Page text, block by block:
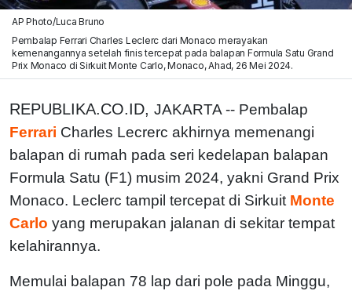
AP Photo/Luca Bruno
Pembalap Ferrari Charles Leclerc dari Monaco merayakan
kemenangannya setelah finis tercepat pada balapan Formula Satu Grand
Prix Monaco di Sirkuit Monte Carlo, Monaco, Ahad, 26 Mei 2024.
REPUBLIKA.CO.ID, JAKARTA -- Pembalap
Ferrari Charles Lecrerc akhirnya memenangi
balapan di rumah pada seri kedelapan balapan
Formula Satu (F1) musim 2024, yakni Grand Prix
Monaco. Leclerc tampil tercepat di Sirkuit Monte
Carlo yang merupakan jalanan di sekitar tempat
kelahirannya.
Memulai balapan 78 lap dari pole pada Minggu,